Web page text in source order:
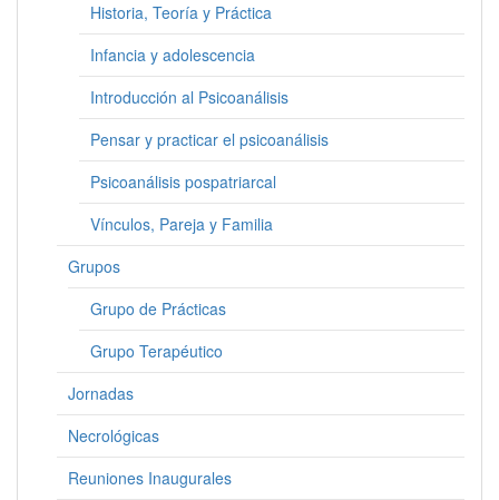
Historia, Teoría y Práctica
Infancia y adolescencia
Introducción al Psicoanálisis
Pensar y practicar el psicoanálisis
Psicoanálisis pospatriarcal
Vínculos, Pareja y Familia
Grupos
Grupo de Prácticas
Grupo Terapéutico
Jornadas
Necrológicas
Reuniones Inaugurales